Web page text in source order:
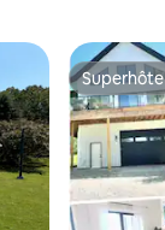
Superhôte
Superhôte